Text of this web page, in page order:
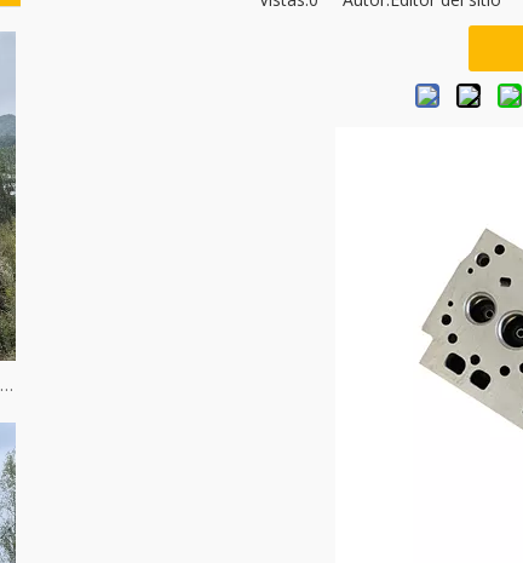
Técnicas eficientes de excavación de tierras para maquinaria hidráulica